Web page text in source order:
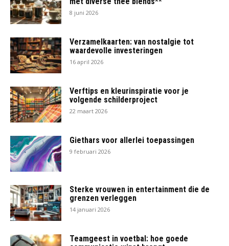
8 juni 2026
Verzamelkaarten: van nostalgie tot
waardevolle investeringen
16 april 2026
Verftips en kleurinspiratie voor je
volgende schilderproject
22 maart 2026
Giethars voor allerlei toepassingen
9 februari 2026
Sterke vrouwen in entertainment die de
grenzen verleggen
14 januari 2026
Teamgeest in voetbal: hoe goede